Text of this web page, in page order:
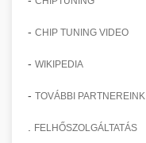
- CHIP TUNING VIDEO
- WIKIPEDIA
- TOVÁBBI PARTNEREINK
FELHŐSZOLGÁLTATÁS